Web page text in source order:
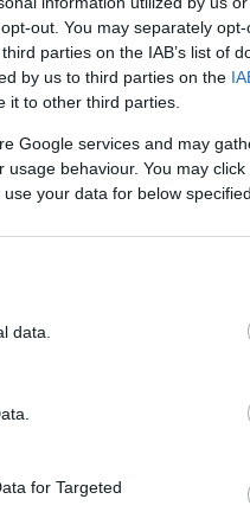
out. You may separately
parties on the IAB’s list of
by us to third parties on the
it to other third parties.
Google services and may
behaviour. You may
your data for below
data.
for Targeted
Velencén.
érdeklődőt a
csülkös káposzta,
különlegességek
burgerek,
bajor söröket,
kóstolni. A
kutyaparádé